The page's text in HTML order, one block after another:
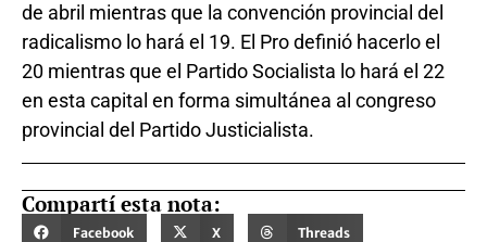
de abril mientras que la convención provincial del
radicalismo lo hará el 19. El Pro definió hacerlo el
20 mientras que el Partido Socialista lo hará el 22
en esta capital en forma simultánea al congreso
provincial del Partido Justicialista.
Compartí esta nota:
Facebook X Threads